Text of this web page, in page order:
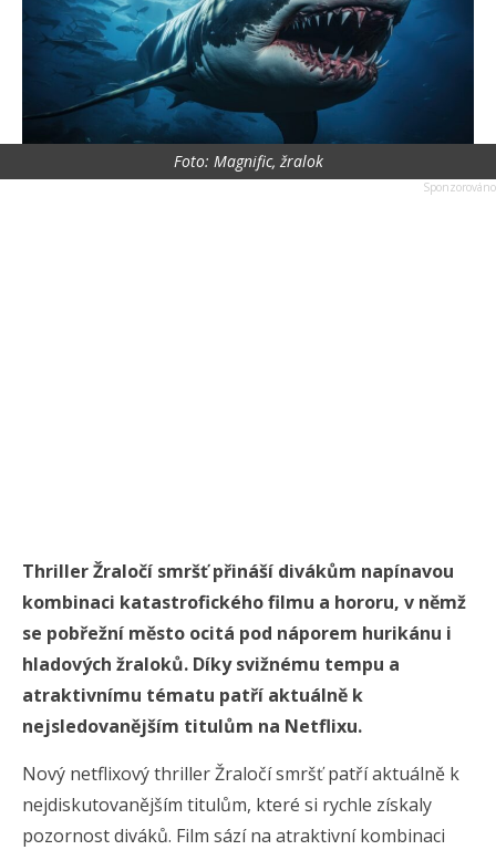
Foto: Magnific, žralok
ThrillerŽraločí smršťpřináší divákům napínavou
kombinaci katastrofického filmu a hororu, v němž
se pobřežní město ocitá pod náporem hurikánu i
hladových žraloků. Díky svižnému tempu a
atraktivnímu tématu patří aktuálně k
nejsledovanějším titulům na Netflixu.
Nový netflixový thriller Žraločí smršť patří aktuálně k
nejdiskutovanějším titulům, které si rychle získaly
pozornost diváků. Film sází na atraktivní kombinaci